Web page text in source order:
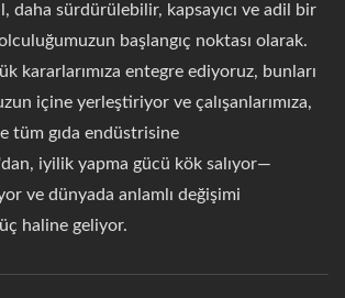
daha sürdürülebilir, kapsayıcı ve adil bir
başlangıç noktası olarak.
kararlarımıza entegre ediyoruz, bunları
içine yerleştiriyor ve çalışanlarımıza,
tüm gıda endüstrisine
iyilik yapma gücü kök salıyor—
ve dünyada anlamlı değişimi
haline geliyor.